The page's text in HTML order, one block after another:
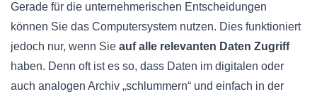
Gerade für die unternehmerischen Entscheidungen
können Sie das Computersystem nutzen. Dies funktioniert
jedoch nur, wenn Sie auf alle relevanten Daten Zugriff
haben. Denn oft ist es so, dass Daten im digitalen oder
auch analogen Archiv „schlummern“ und einfach in der